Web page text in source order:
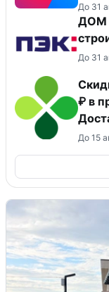
До 31
ДОМ
До 31
₽ в
До 15